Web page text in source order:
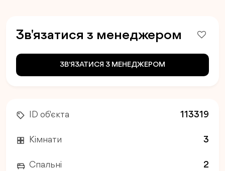
Зв'язатися з менеджером
ЗВ'ЯЗАТИСЯ З МЕНЕДЖЕРОМ
ID об'єкта 113319
Кімнати 3
Спальні 2